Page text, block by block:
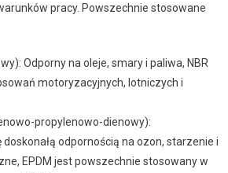
pracy. Powszechnie stosowane
Odporny na oleje, smary i paliwa, NBR
motoryzacyjnych, lotniczych i
propylenowo-dienowy):
odpornością na ozon, starzenie i
EPDM jest powszechnie stosowany w